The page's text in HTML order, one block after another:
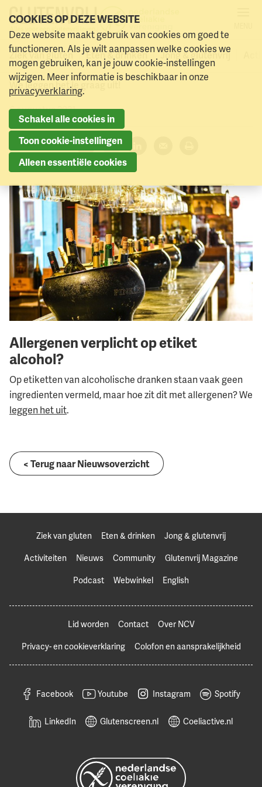
Naar menu Naar hoofdinhoud
Ziek van gluten Eten & drinken Jong & glutenvrij
Hoe zit het met allergenen
in dranken?
We leggen het je graag uit!
6 augustus 2021
Deel dit artikel:
Facebook
Twitter
Allergenen verplicht op etiket
alcohol?
Op etiketten van alcoholische dranken staan vaak geen
ingredienten vermeld, maar hoe zit dit met allergenen? We
leggen het uit.
< Terug naar Nieuwsoverzicht
Ziek van gluten Eten & drinken
Jong & glutenvrij
Activiteiten
Nieuws Community
Glutenvrij Magazine
Podcast
Webwinkel English
Lid worden Contact
Over NCV
Privacy- en cookieverklaring
Colofon en aansprakelijkheid
Facebook Youtube Instagram Spotify
LinkedIn Glutenscreen.nl Coeliactive.nl
COOKIES OP DEZE WEBSITE
Deze website maakt gebruik van cookies om goed te
functioneren. Als je wilt aanpassen welke cookies we
mogen gebruiken, kan je jouw cookie-instellingen
wijzigen. Meer informatie is beschikbaar in onze
privacyverklaring.
Schakel alle cookies in
Toon cookie-instellingen
Alleen essentiële cookies